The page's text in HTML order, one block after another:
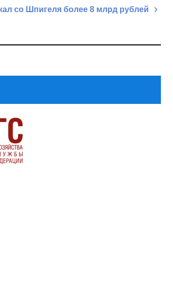
со Шпигеля более 8 млрд рублей